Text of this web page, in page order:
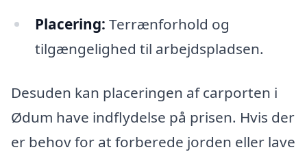
Placering: Terrænforhold og
tilgængelighed til arbejdspladsen.
Desuden kan placeringen af carporten i
Ødum have indflydelse på prisen. Hvis der
er behov for at forberede jorden eller lave